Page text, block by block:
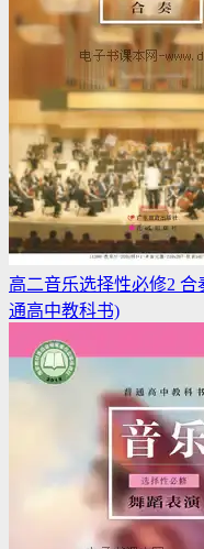
高二音乐选择性必修2
通高中教科书)